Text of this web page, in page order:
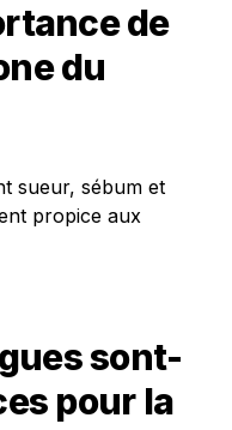
de
du
sueur, sébum et
propice aux
sont-
pour la